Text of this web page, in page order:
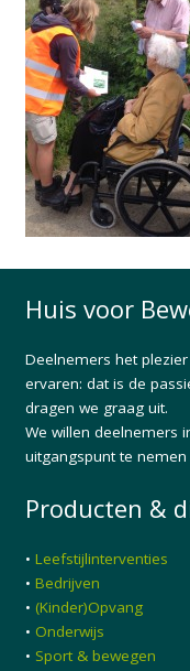
Huis voor
Deelnemers het
ervaren: dat is de
dragen we graag uit.
We willen deelnemers
uitgangspunt te
Producten &
• Leefstijlinterventies
• Bedrijven
• (Kinder)Opvang
• Onderwijs
• Sport & bewegen